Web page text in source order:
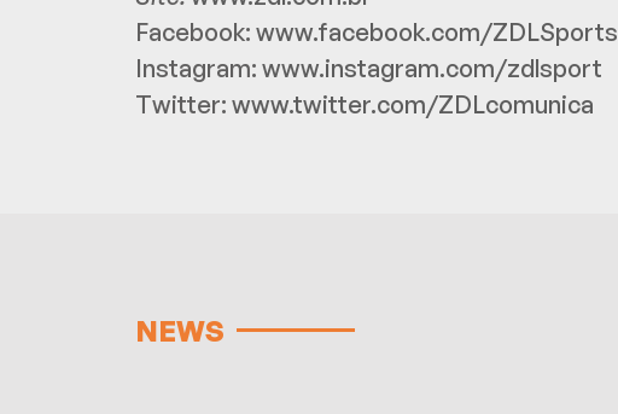
Facebook: www.facebook.com/ZDLSports
Instagram: www.instagram.com/zdlsport
Twitter: www.twitter.com/ZDLcomunica
NEWS